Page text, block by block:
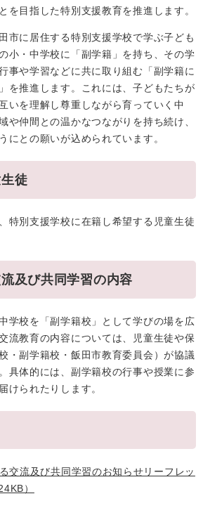
を目指した特別支援教育を推進します。
市に居住する特別支援学校で学ぶ子ども
小・中学校に「副学籍」を持ち、その学
事や学習などに共に取り組む「副学籍に
を推進します。これには、子どもたちが
いを理解し尊重しながら育っていく中
や仲間との温かなつながりを持ち続け、
にとの願いが込められています。
徒
特別支援学校に在籍し希望する児童生徒
及び共同学習の内容
学校を「副学籍校」として学びの場を広
流教育の内容については、児童生徒や保
・副学籍校・飯田市教育委員会）が協議
具体的には、副学籍校の行事や授業に参
けられたりします。
交流及び共同学習のお知らせリーフレッ
）